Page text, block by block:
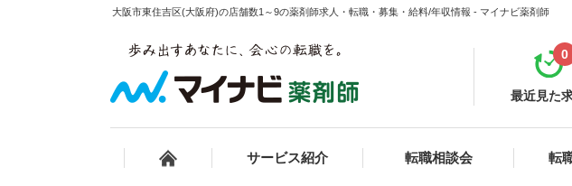
大阪市東住吉区(大阪府)の店舗数1～9の薬剤師求人・転職・募集・給料/年収情報 - マイナビ薬剤師
最近見た
0
サービス紹介 転職相談会 転